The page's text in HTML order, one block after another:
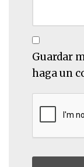
Guardar
haga un